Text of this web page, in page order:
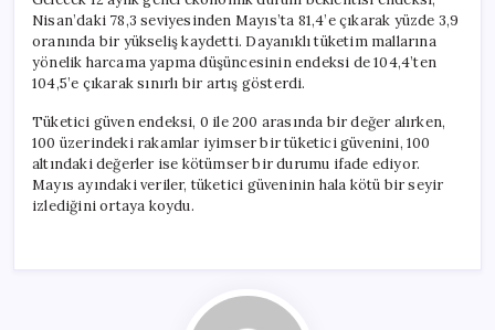
Nisan’daki 78,3 seviyesinden Mayıs’ta 81,4’e çıkarak yüzde 3,9
oranında bir yükseliş kaydetti. Dayanıklı tüketim mallarına
yönelik harcama yapma düşüncesinin endeksi de 104,4’ten
104,5’e çıkarak sınırlı bir artış gösterdi.
Tüketici güven endeksi, 0 ile 200 arasında bir değer alırken,
100 üzerindeki rakamlar iyimser bir tüketici güvenini, 100
altındaki değerler ise kötümser bir durumu ifade ediyor.
Mayıs ayındaki veriler, tüketici güveninin hala kötü bir seyir
izlediğini ortaya koydu.